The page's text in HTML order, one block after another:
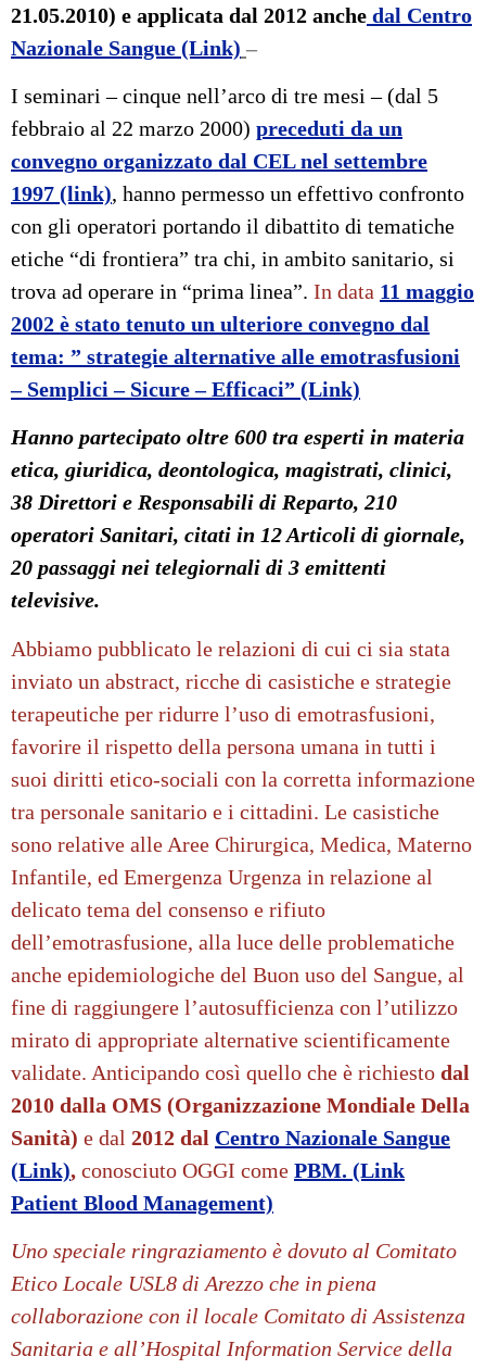
21.05.2010) e applicata dal 2012 anche dal Centro
Nazionale Sangue (Link) –
I seminari – cinque nell’arco di tre mesi – (dal 5
febbraio al 22 marzo 2000) preceduti da un
convegno organizzato dal CEL nel settembre
1997 (link), hanno permesso un effettivo confronto
con gli operatori portando il dibattito di tematiche
etiche “di frontiera” tra chi, in ambito sanitario, si
trova ad operare in “prima linea”. In data 11 maggio
2002 è stato tenuto un ulteriore convegno dal
tema: ” strategie alternative alle emotrasfusioni
– Semplici – Sicure – Efficaci” (Link)
Hanno partecipato oltre 600 tra esperti in materia
etica, giuridica, deontologica, magistrati, clinici,
38 Direttori e Responsabili di Reparto, 210
operatori Sanitari, citati in 12 Articoli di giornale,
20 passaggi nei telegiornali di 3 emittenti
televisive.
Abbiamo pubblicato le relazioni di cui ci sia stata
inviato un abstract, ricche di casistiche e strategie
terapeutiche per ridurre l’uso di emotrasfusioni,
favorire il rispetto della persona umana in tutti i
suoi diritti etico-sociali con la corretta informazione
tra personale sanitario e i cittadini. Le casistiche
sono relative alle Aree Chirurgica, Medica, Materno
Infantile, ed Emergenza Urgenza in relazione al
delicato tema del consenso e rifiuto
dell’emotrasfusione, alla luce delle problematiche
anche epidemiologiche del Buon uso del Sangue, al
fine di raggiungere l’autosufficienza con l’utilizzo
mirato di appropriate alternative scientificamente
validate. Anticipando così quello che è richiesto dal
2010 dalla OMS (Organizzazione Mondiale Della
Sanità) e dal 2012 dal Centro Nazionale Sangue
(Link), conosciuto OGGI come PBM. (Link
Patient Blood Management)
Uno speciale ringraziamento è dovuto al Comitato
Etico Locale USL8 di Arezzo che in piena
collaborazione con il locale Comitato di Assistenza
Sanitaria e all’Hospital Information Service della